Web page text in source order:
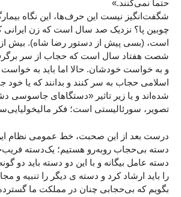
حتما نمی‌کنند.»
شگفت‌انگیز نیست این حرف‌ها، این نگاه
چوبین پا؟ نزدیک صد سال است که زن
است، (بسی پیش از دستور رضا شاه). بیش از
شصت هفتاد سال است که حجاب از سر
و به خواست خودشان. حالا اما باید به
اسلامی حجاب به سر کنند و بدانند که یا خود
شده‌اند و یا زیر تاثیر «دستگاهای جاسوسی
تصویر، سورئالیستی است؛ فکر
درست بعد از این صحبت، خط عمومی نظام
دسته بی‌حجاب روبه‌رو هستیم؛ یک‌دسته
دسته عامل بیگانه و با این دو دسته باید دو
را باید ارشاد کرد و دسته ی دیگر را تنبیه و
بگویم که بی‌حجابی چنان در مملکت ما